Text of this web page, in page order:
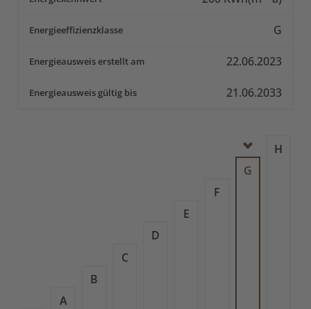
A
B
C
D
E
F
G
H
Energieeffizienzklasse G
Energieausweis erstellt am 22.06.2023
Energieausweis gültig bis 21.06.2033